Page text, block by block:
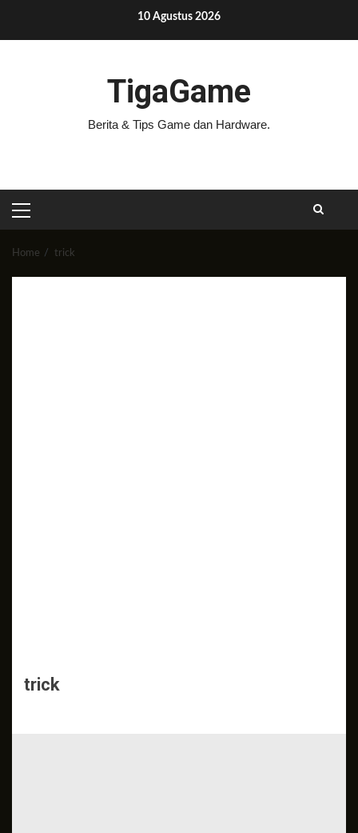
content
10 Agustus 2026
TigaGame
Berita & Tips Game dan Hardware.
PRIMARY
MENU
Home trick
trick